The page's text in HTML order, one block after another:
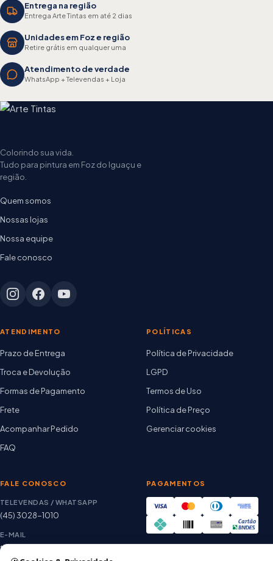
Entrega na região
Entrega Arte Tintas em até 2 dias
Unidades em Foz e região
Retire grátis em qualquer uma
Atendimento de verdade
WhatsApp + Televendas + Loja
Colorindo sua vida.
Tudo para pintura em Foz do Iguaçu e
região.
Quem somos
Nossas lojas
Nossa equipe
Fale conosco
ATENDIMENTO
Prazo de Entrega
Troca e Devolução
Formas de Pagamento
Frete
Acompanhar Pedido
FAQ
POLÍTICAS
Política de Privacidade
LGPD
Termos de Uso
Política de Preço
Gerenciar cookies
FALE CONOSCO
TELEVENDAS / WHATSAPP
(45) 3028-1010
E-MAIL
thiago@artetintas.com.br
PAGAMENTOS